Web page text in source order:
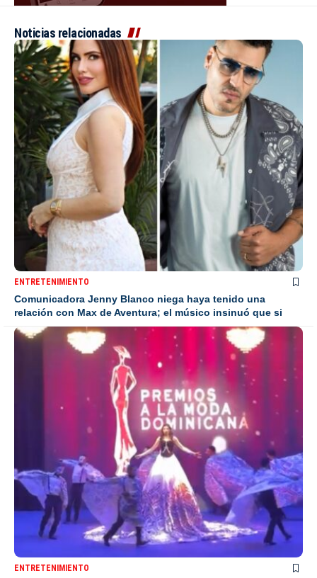
Noticias relacionadas
ENTRETENIMIENTO
Comunicadora Jenny Blanco niega haya tenido una
relación con Max de Aventura; el músico insinuó que si
ENTRETENIMIENTO